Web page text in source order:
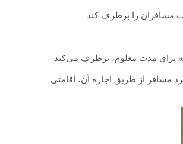
برای مدت معلوم، برطرف می‌کند.
مسافر از طریق اجاره آن، اقامتی